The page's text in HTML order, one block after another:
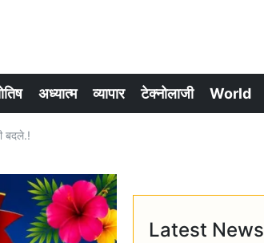
अध्यात्म व्यापार टेक्नोलाजी World
बदले.!
Latest News